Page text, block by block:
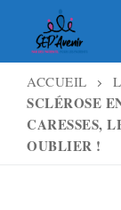
contenu
ACCUEIL
SCLÉROSE
CARESSES,
OUBLIER !